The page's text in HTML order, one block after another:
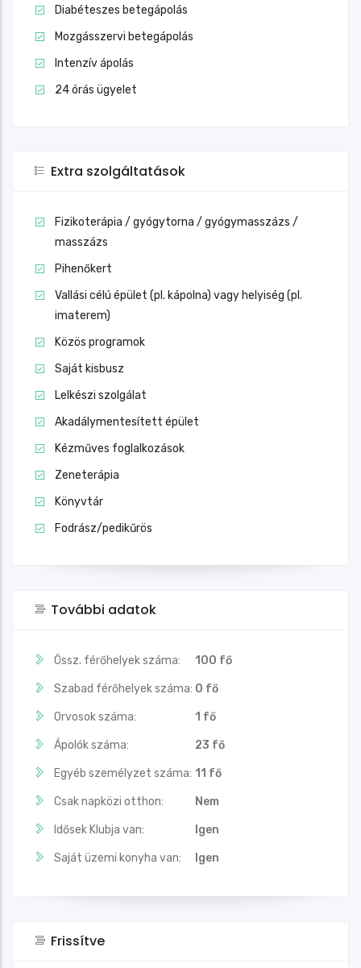
Diabéteszes betegápolás
Mozgásszervi betegápolás
Intenzív ápolás
24 órás ügyelet
Extra szolgáltatások
Fizikoterápia / gyógytorna / gyógymasszázs /
masszázs
Pihenőkert
Vallási célú épület (pl. kápolna) vagy helyiség (pl.
imaterem)
Közös programok
Saját kisbusz
Lelkészi szolgálat
Akadálymentesített épület
Kézműves foglalkozások
Zeneterápia
Könyvtár
Fodrász/pedikűrös
További adatok
Össz. férőhelyek száma: 100 fő
Szabad férőhelyek száma: 0 fő
Orvosok száma: 1 fő
Ápolók száma: 23 fő
Egyéb személyzet száma: 11 fő
Csak napközi otthon: Nem
Idősek Klubja van: Igen
Saját üzemi konyha van: Igen
Frissítve